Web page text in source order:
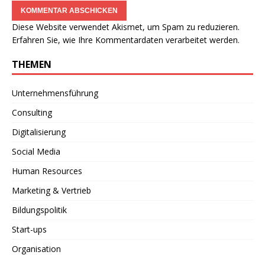
Diese Website verwendet Akismet, um Spam zu reduzieren.
Erfahren Sie, wie Ihre Kommentardaten verarbeitet werden.
THEMEN
Unternehmensführung
Consulting
Digitalisierung
Social Media
Human Resources
Marketing & Vertrieb
Bildungspolitik
Start-ups
Organisation